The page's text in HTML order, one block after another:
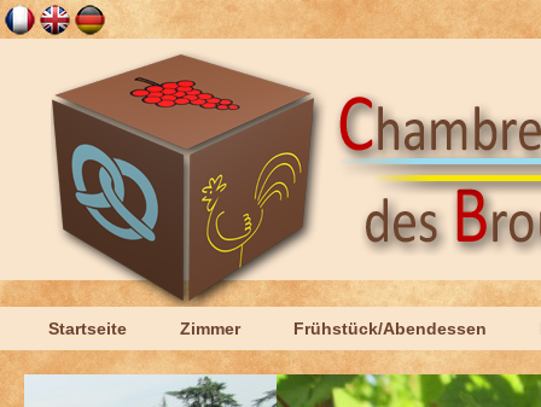
Startseite Zimmer Frühstück/Abendessen